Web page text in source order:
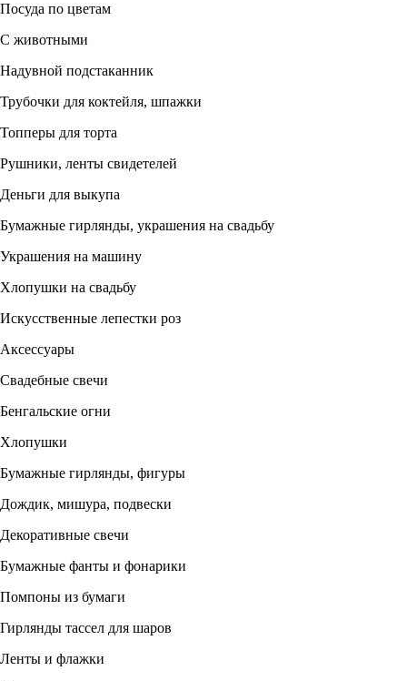
Посуда по цветам
С животными
Надувной подстаканник
Трубочки для коктейля, шпажки
Топперы для торта
Рушники, ленты свидетелей
Деньги для выкупа
Бумажные гирлянды, украшения на свадьбу
Украшения на машину
Хлопушки на свадьбу
Искусственные лепестки роз
Аксессуары
Свадебные свечи
Бенгальские огни
Хлопушки
Бумажные гирлянды, фигуры
Дождик, мишура, подвески
Декоративные свечи
Бумажные фанты и фонарики
Помпоны из бумаги
Гирлянды тассел для шаров
Ленты и флажки